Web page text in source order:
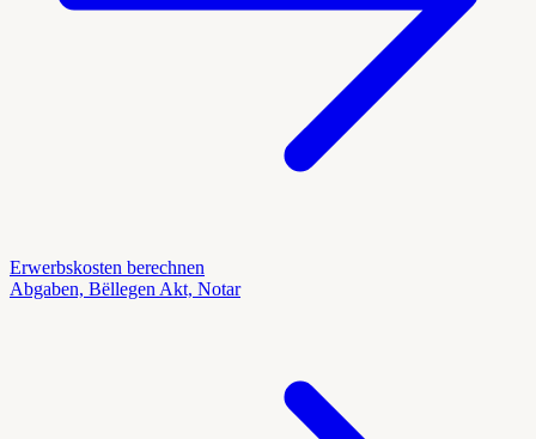
Erwerbskosten berechnen
Abgaben, Bëllegen Akt, Notar